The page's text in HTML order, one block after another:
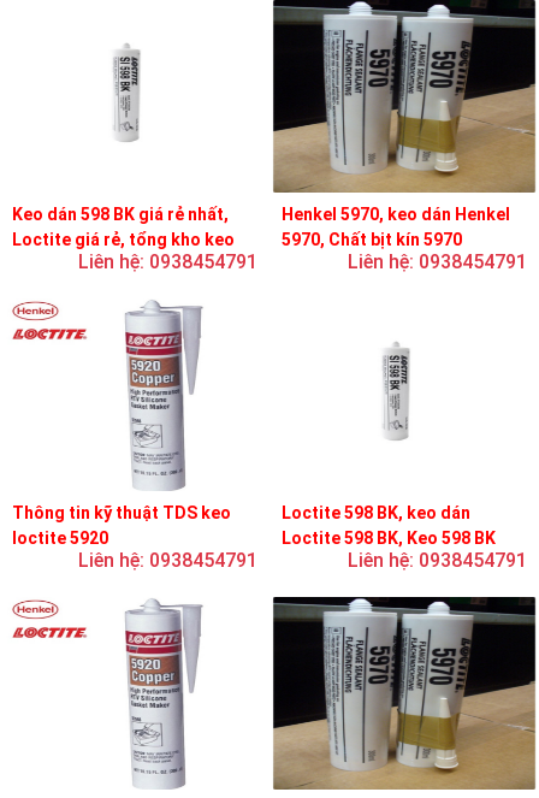
Keo dán 598 BK giá rẻ nhất,
Loctite giá rẻ, tổng kho keo
Liên hệ: 0938454791
Henkel 5970, keo dán Henkel
5970, Chất bịt kín 5970
Liên hệ: 0938454791
Thông tin kỹ thuật TDS keo
loctite 5920
Liên hệ: 0938454791
Loctite 598 BK, keo dán
Loctite 598 BK, Keo 598 BK
Liên hệ: 0938454791